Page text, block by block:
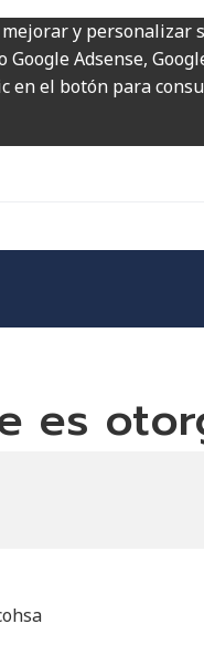
y personalizar
Adsense,
en el botón para
es